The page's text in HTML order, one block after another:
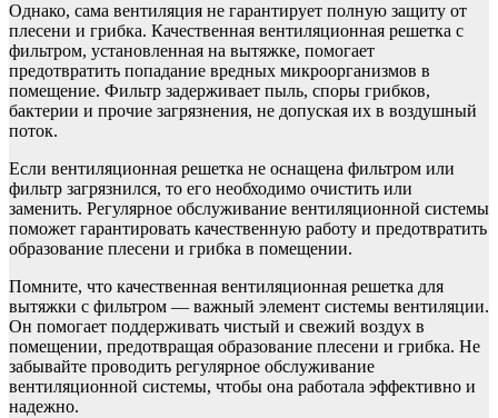
Однако, сама вентиляция не гарантирует полную защиту от
плесени и грибка. Качественная вентиляционная решетка с
фильтром, установленная на вытяжке, помогает
предотвратить попадание вредных микроорганизмов в
помещение. Фильтр задерживает пыль, споры грибков,
бактерии и прочие загрязнения, не допуская их в воздушный
поток.
Если вентиляционная решетка не оснащена фильтром или
фильтр загрязнился, то его необходимо очистить или
заменить. Регулярное обслуживание вентиляционной системы
поможет гарантировать качественную работу и предотвратить
образование плесени и грибка в помещении.
Помните, что качественная вентиляционная решетка для
вытяжки с фильтром — важный элемент системы вентиляции.
Он помогает поддерживать чистый и свежий воздух в
помещении, предотвращая образование плесени и грибка. Не
забывайте проводить регулярное обслуживание
вентиляционной системы, чтобы она работала эффективно и
надежно.